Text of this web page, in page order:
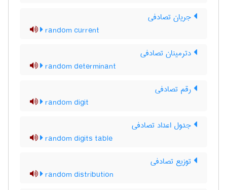
جریان تصادفی
random current
دترمینان تصادفی
random determinant
رقم تصادفی
random digit
جدول اعداد تصادفی
random digits table
توزیع تصادفی
random distribution